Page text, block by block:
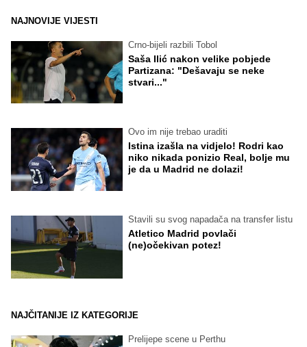
NAJNOVIJE VIJESTI
Crno-bijeli razbili Tobol
Saša Ilić nakon velike pobjede
Partizana: "Dešavaju se neke
stvari..."
Ovo im nije trebao uraditi
Istina izašla na vidjelo! Rodri kao
niko nikada ponizio Real, bolje mu
je da u Madrid ne dolazi!
Stavili su svog napadača na transfer listu
Atletico Madrid povlači
(ne)očekivan potez!
NAJČITANIJE IZ KATEGORIJE
Prelijepe scene u Perthu